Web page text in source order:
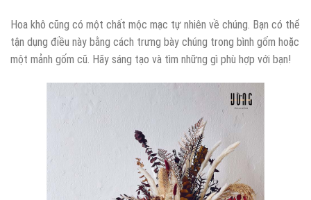
Hoa khô cũng có một chất mộc mạc tự nhiên về chúng. Bạn có thể
tận dụng điều này bằng cách trưng bày chúng trong bình gốm hoặc
một mảnh gốm cũ. Hãy sáng tạo và tìm những gì phù hợp với bạn!